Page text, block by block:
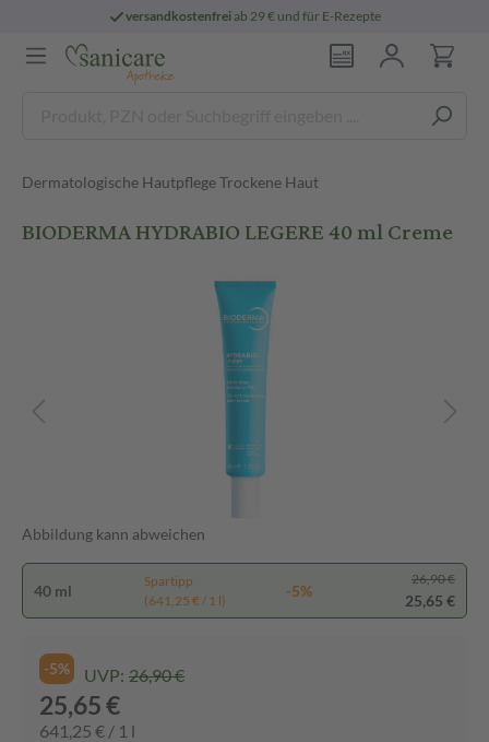
versandkostenfreiab 29 € und für E-Rezepte
Dermatologische Hautpflege Trockene Haut
BIODERMA HYDRABIO LEGERE 40 ml Creme
Abbildung kann abweichen
40 ml
Spartipp
(641,25 € / 1 l)
-5%
26,90 €
25,65 €
-5% UVP: 26,90 €
25,65 €
641,25 € / 1 l